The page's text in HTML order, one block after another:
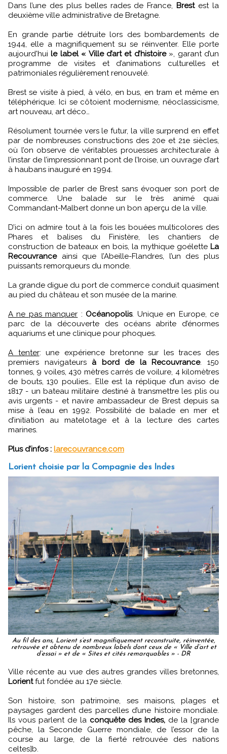
Dans l’une des plus belles rades de France, Brestest la
deuxième ville administrative de Bretagne.
En grande partie détruite lors des bombardements de
1944, elle a magnifiquement su se réinventer. Elle porte
aujourd'hui le label « Ville d’art et d’histoire », garant d’un
programme de visites et d’animations culturelles et
patrimoniales régulièrement renouvelé.
Brest se visite à pied, à vélo, en bus, en tram et même en
téléphérique. Ici se côtoient modernisme, néoclassicisme,
art nouveau, art déco…
Résolument tournée vers le futur, la ville surprend en effet
par de nombreuses constructions des 20e et 21e siècles,
où l’on observe de véritables prouesses architecturale à
l’instar de l’impressionnant pont de l’Iroise, un ouvrage d’art
à haubans inauguré en 1994.
Impossible de parler de Brest sans évoquer son port de
commerce. Une balade sur le très animé quai
Commandant-Malbert donne un bon aperçu de la ville.
D’ici on admire tout à la fois les bouées multicolores des
Phares et balises du Finistère, les chantiers de
construction de bateaux en bois, la mythique goélette La
Recouvranceainsi que l’Abeille-Flandres, l’un des plus
puissants remorqueurs du monde.
La grande digue du port de commerce conduit quasiment
au pied du château et son musée de la marine.
A ne pas manquer : Océanopolis. Unique en Europe, ce
parc de la découverte des océans abrite d’énormes
aquariums et une clinique pour phoques.
A tenter: une expérience bretonne sur les traces des
premiers navigateurs à bord de la Recouvrance. 150
tonnes, 9 voiles, 430 mètres carrés de voilure, 4 kilomètres
de bouts, 130 poulies… Elle est la réplique d’un aviso de
1817 - un bateau militaire destiné à transmettre les plis ou
avis urgents - et navire ambassadeur de Brest depuis sa
mise à l’eau en 1992. Possibilité de balade en mer et
d’initiation au matelotage et à la lecture des cartes
marines.
Plus d’infos : larecouvrance.com
Lorient choisie par la Compagnie des Indes
Au fil des ans, Lorient s’est magnifiquement reconstruite, réinventée,
retrouvée et obtenu de nombreux labels dont ceux de « Ville d’art et
d’essai » et de « Sites et cités remarquables » - DR
Ville récente au vue des autres grandes villes bretonnes,
Lorientfut fondée au 17e siècle.
Son histoire, son patrimoine, ses maisons, plages et
paysages gardent des parcelles d’une histoire mondiale.
Ils vous parlent de la conquête des Indes, de la [grande
pêche, la Seconde Guerre mondiale, de l’essor de la
course au large, de la fierté retrouvée des nations
celtes]b.